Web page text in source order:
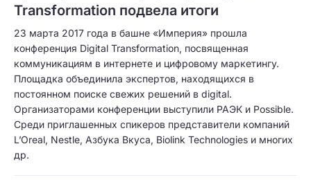
Transformation подвела итоги
23 марта 2017 года в башне «Империя» прошла
конференция Digital Transformation, посвященная
коммуникациям в интернете и цифровому маркетингу.
Площадка объединила экспертов, находящихся в
постоянном поиске свежих решений в digital.
Организаторами конференции выступили РАЭК и Possible.
Среди приглашенных спикеров представители компаний
L’Oreal, Nestle, Азбука Вкуса, Biolink Technologies и многих
др.